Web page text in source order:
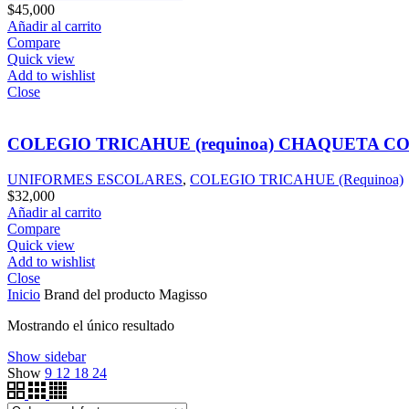
$45,000
Añadir al carrito
Compare
Quick view
Add to wishlist
Close
COLEGIO TRICAHUE (requinoa) CHAQUETA
UNIFORMES ESCOLARES, COLEGIO TRICAHUE (Requinoa)
$32,000
Añadir al carrito
Compare
Quick view
Add to wishlist
Close
Inicio Brand del producto Magisso
Mostrando el único resultado
Show sidebar
Show 9 12 18 24